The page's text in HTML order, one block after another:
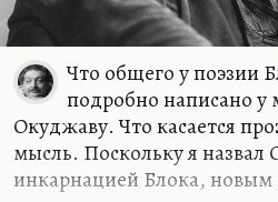
Что общего у поэзии
подробно написано
Окуджаву. Что касается
мысль. Поскольку я назвал
инкарнацией Блока,